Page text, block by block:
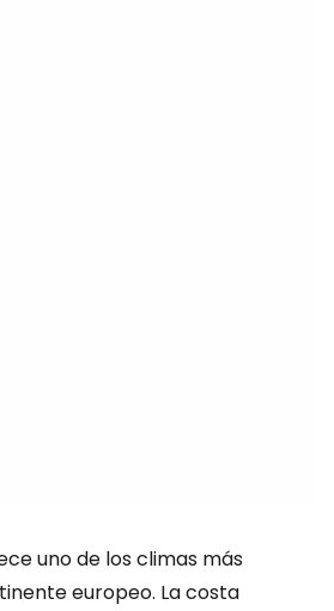
uno de los climas más
europeo. La costa